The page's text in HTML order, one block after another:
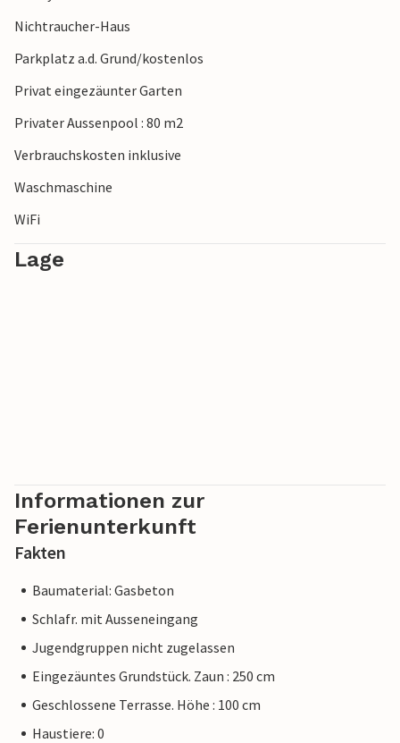
Nichtraucher-Haus
Parkplatz a.d. Grund/kostenlos
Privat eingezäunter Garten
Privater Aussenpool : 80 m2
Verbrauchskosten inklusive
Waschmaschine
WiFi
Lage
Informationen zur
Ferienunterkunft
Fakten
Baumaterial: Gasbeton
Schlafr. mit Ausseneingang
Jugendgruppen nicht zugelassen
Eingezäuntes Grundstück. Zaun : 250 cm
Geschlossene Terrasse. Höhe : 100 cm
Haustiere: 0